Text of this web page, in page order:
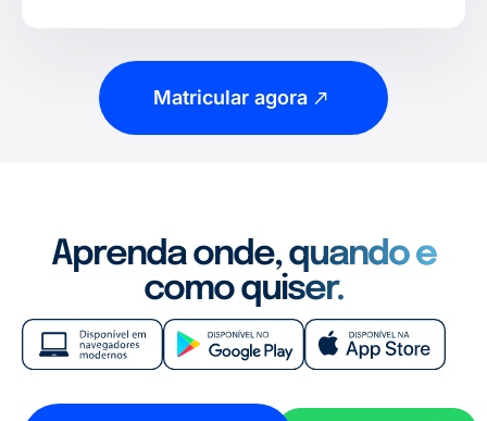
Matricular agora
Aprenda onde, quando e
como quiser.